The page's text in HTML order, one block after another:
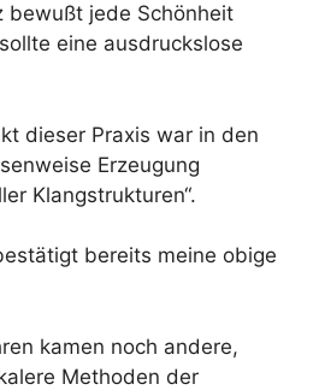
bewußt jede Schönheit
eine ausdruckslose
dieser Praxis war in den
Erzeugung
Klangstrukturen“.
bereits meine obige
kamen noch andere,
Methoden der